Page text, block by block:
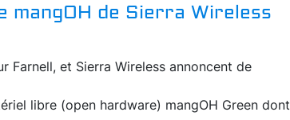
de Sierra Wireless
Farnell, et Sierra Wireless annoncent de
libre (open hardware) mangOH Green dont